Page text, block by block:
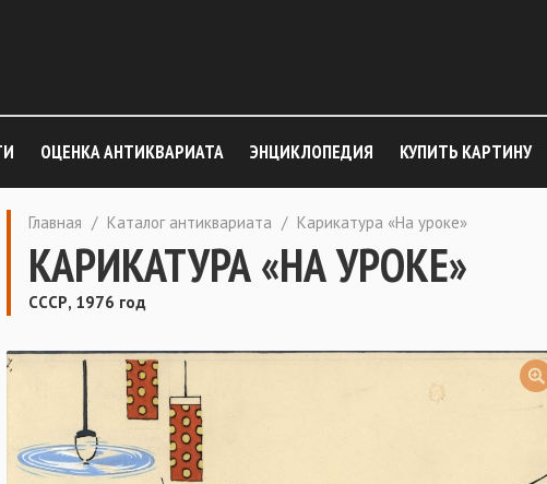
ОЦЕНКА АНТИКВАРИАТА ЭНЦИКЛОПЕДИЯ КУПИТЬ КАРТИНУ
Главная / Каталог антиквариата / Карикатура «На уроке»
КАРИКАТУРА «НА УРОКЕ»
СССР, 1976 год